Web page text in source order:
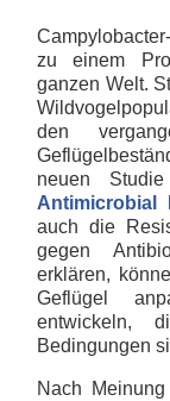
zu einem
ganzen Welt.
den
neuen
Antimicrobial
auch die
gegen
erklären,
Geflügel
entwickeln,
Bedingungen
Nach